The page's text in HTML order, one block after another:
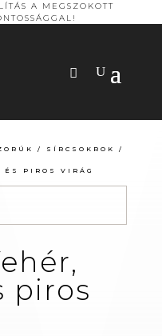
A MEGSZOKOTT
/ SÍRCSOKROK /
ÉS PIROS VIRÁG
piros